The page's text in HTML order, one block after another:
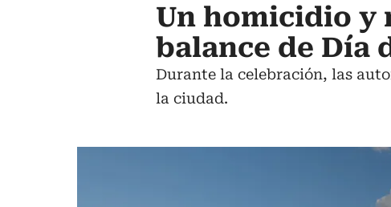
Un homicidio y
balance de Día
Durante la celebración, las
la ciudad.